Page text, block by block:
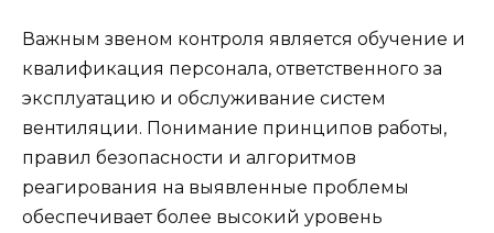
Важным звеном контроля является обучение и
квалификация персонала, ответственного за
эксплуатацию и обслуживание систем
вентиляции. Понимание принципов работы,
правил безопасности и алгоритмов
реагирования на выявленные проблемы
обеспечивает более высокий уровень